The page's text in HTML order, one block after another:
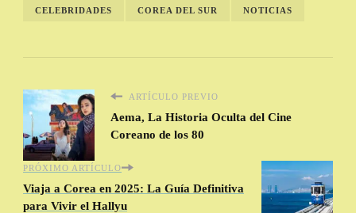
CELEBRIDADES COREA DEL SUR NOTICIAS
ARTÍCULO PREVIO
Aema, La Historia Oculta del Cine
Coreano de los 80
PRÓXIMO ARTÍCULO
Viaja a Corea en 2025: La Guía Definitiva
para Vivir el Hallyu